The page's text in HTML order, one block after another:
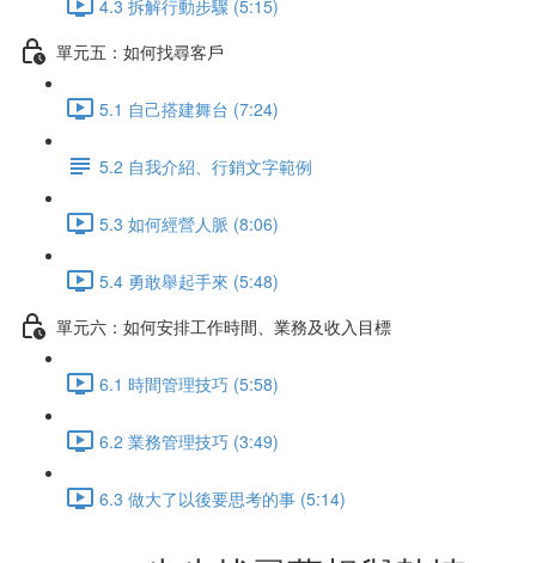
4.3 拆解行動步驟 (5:15)
單元五：如何找尋客戶
5.1 自己搭建舞台 (7:24)
5.2 自我介紹、行銷文字範例
5.3 如何經營人脈 (8:06)
5.4 勇敢舉起手來 (5:48)
單元六：如何安排工作時間、業務及收入目標
6.1 時間管理技巧 (5:58)
6.2 業務管理技巧 (3:49)
6.3 做大了以後要思考的事 (5:14)